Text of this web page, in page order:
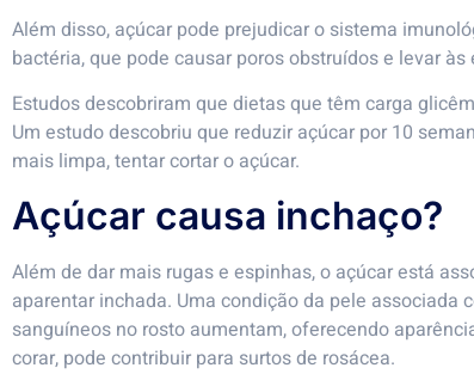
Além disso, açúcar pode prejudicar o sistema
bactéria, que pode causar poros obstruídos e levar às
Estudos descobriram que dietas que têm carga
Um estudo descobriu que reduzir açúcar por 10
mais limpa, tentar cortar o açúcar.
Açúcar causa inchaço?
Além de dar mais rugas e espinhas, o açúcar está
aparentar inchada. Uma condição da pele associada
sanguíneos no rosto aumentam, oferecendo
corar, pode contribuir para surtos de rosácea.